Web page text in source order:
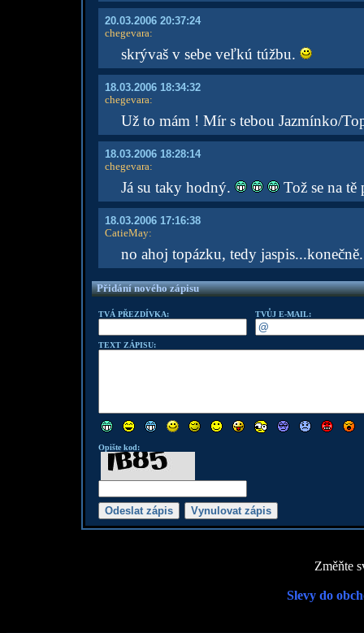
20.03.2006 20:37:24
chegevara:
skrývaš v sebe veľkú túžbu.
18.03.2006 18:34:32
chegevara:
Už to mám ! Mír s tebou Jazmínko/
18.03.2006 18:28:14
chegevara:
Já su taky hodný. Tož se na tě
18.03.2006 17:16:38
CatieMay:
no ahoj topázku, tedy
Přidání nového zápisu
TVÁ PŘEZDÍVKA: TVŮJ E-MAIL:
TEXT ZÁPISU:
Opište kod:
Změňte
Slevy do